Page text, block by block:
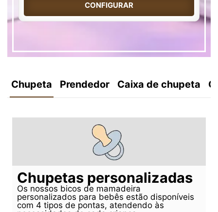
CONFIGURAR
Chupeta Prendedor Caixa de chupeta
Chupetas personalizadas
Os nossos bicos de mamadeira
personalizados para bebês estão disponíveis
com 4 tipos de pontas, atendendo às